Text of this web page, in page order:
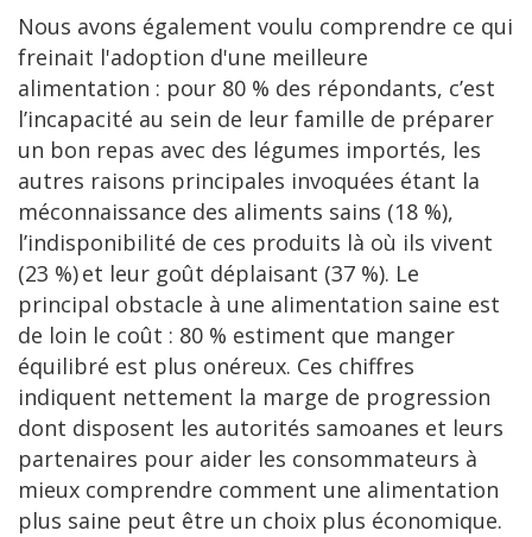
Nous avons également voulu comprendre ce qui
freinait l'adoption d'une meilleure
alimentation : pour 80 % des répondants, c’est
l’incapacité au sein de leur famille de préparer
un bon repas avec des légumes importés, les
autres raisons principales invoquées étant la
méconnaissance des aliments sains (18 %),
l’indisponibilité de ces produits là où ils vivent
(23 %) et leur goût déplaisant (37 %). Le
principal obstacle à une alimentation saine est
de loin le coût : 80 % estiment que manger
équilibré est plus onéreux. Ces chiffres
indiquent nettement la marge de progression
dont disposent les autorités samoanes et leurs
partenaires pour aider les consommateurs à
mieux comprendre comment une alimentation
plus saine peut être un choix plus économique.